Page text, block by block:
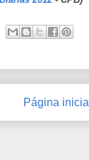
Página inicial